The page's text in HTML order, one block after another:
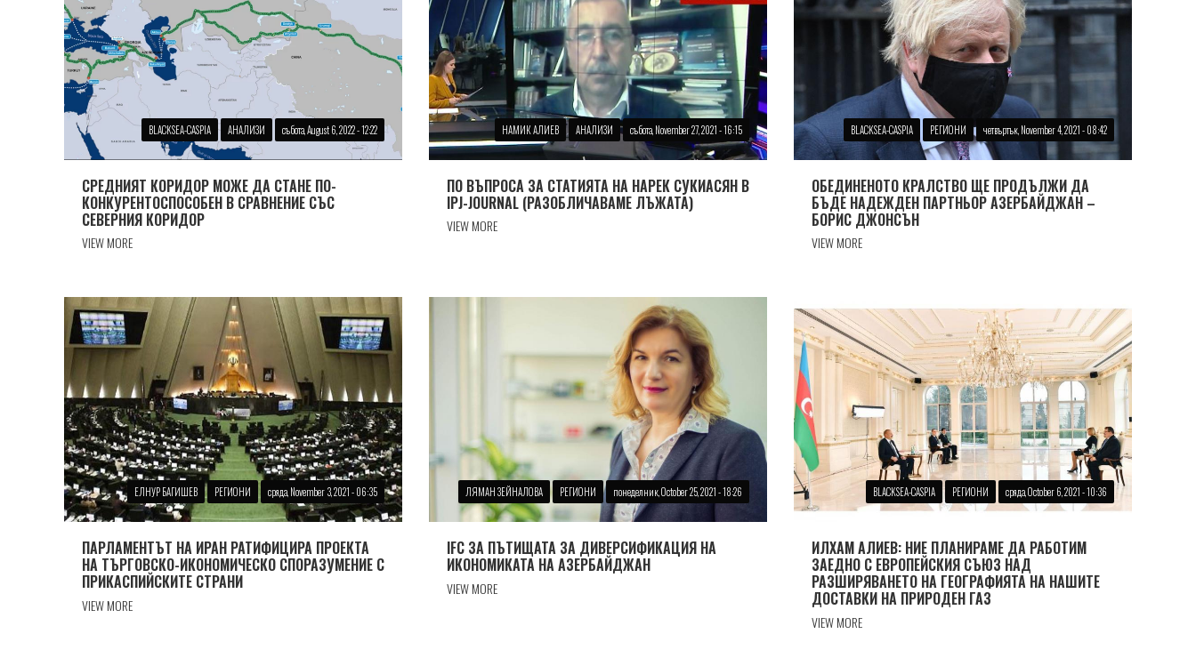
BLACKSEA-CASPIA АНАЛИЗИ събота, August 6, 2022 - 12:22
СРЕДНИЯТ КОРИДОР МОЖЕ ДА СТАНЕ ПО-
КОНКУРЕНТОСПОСОБЕН В СРАВНЕНИЕ СЪС
СЕВЕРНИЯ КОРИДОР
VIEW MORE
НАМИК АЛИЕВ АНАЛИЗИ събота, November 27, 2021 - 16:15
ПО ВЪПРОСА ЗА СТАТИЯТА НА НАРЕК СУКИАСЯН В
IPJ-JOURNAL (РАЗОБЛИЧАВАМЕ ЛЪЖАТА)
VIEW MORE
BLACKSEA-CASPIA РЕГИОНИ четвъртък, November 4, 2021 - 08:42
ОБЕДИНЕНОТО КРАЛСТВО ЩЕ ПРОДЪЛЖИ ДА
БЪДЕ НАДЕЖДЕН ПАРТНЬОР АЗЕРБАЙДЖАН –
БОРИС ДЖОНСЪН
VIEW MORE
ЕЛНУР БАГИШЕВ РЕГИОНИ сряда, November 3, 2021 - 06:35
ПАРЛАМЕНТЪТ НА ИРАН РАТИФИЦИРА ПРОЕКТА
НА ТЪРГОВСКО-ИКОНОМИЧЕСКО СПОРАЗУМЕНИЕ С
ПРИКАСПИЙСКИТЕ СТРАНИ
VIEW MORE
ЛЯМАН ЗЕЙНАЛОВА РЕГИОНИ понеделник, October 25, 2021 - 18:26
IFC ЗА ПЪТИЩАТА ЗА ДИВЕРСИФИКАЦИЯ НА
ИКОНОМИКАТА НА АЗЕРБАЙДЖАН
VIEW MORE
BLACKSEA-CASPIA РЕГИОНИ сряда, October 6, 2021 - 10:36
ИЛХАМ АЛИЕВ: НИЕ ПЛАНИРАМЕ ДА РАБОТИМ
ЗАЕДНО С ЕВРОПЕЙСКИЯ СЪЮЗ НАД
РАЗШИРЯВАНЕТО НА ГЕОГРАФИЯТА НА НАШИТЕ
ДОСТАВКИ НА ПРИРОДЕН ГАЗ
VIEW MORE